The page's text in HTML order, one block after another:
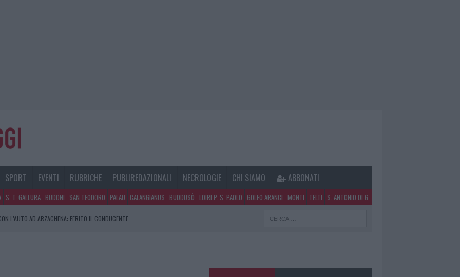
SPORT EVENTI RUBRICHE PUBLIREDAZIONALI NECROLOGIE CHI SIAMO ABBONATI
S. T. GALLURA BUDONI SAN TEODORO PALAU CALANGIANUS BUDDUSÒ LOIRI P. S. PAOLO GOLFO ARANCI MONTI TELTI S. ANTONIO DI G.
L’AUTO AD ARZACHENA: FERITO IL CONDUCENTE